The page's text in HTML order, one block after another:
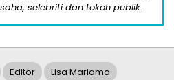
selebriti dan tokoh publik.
Editor Lisa Mariama